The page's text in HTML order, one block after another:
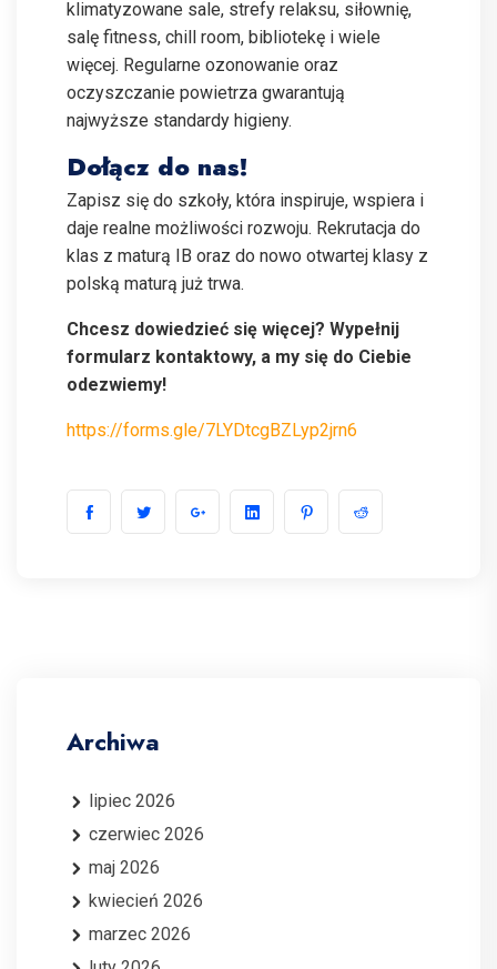
klimatyzowane sale, strefy relaksu, siłownię,
salę fitness, chill room, bibliotekę i wiele
więcej. Regularne ozonowanie oraz
oczyszczanie powietrza gwarantują
najwyższe standardy higieny.
Dołącz do nas!
Zapisz się do szkoły, która inspiruje, wspiera i
daje realne możliwości rozwoju. Rekrutacja do
klas z maturą IB oraz do nowo otwartej klasy z
polską maturą już trwa.
Chcesz dowiedzieć się więcej? Wypełnij
formularz kontaktowy, a my się do Ciebie
odezwiemy!
https://forms.gle/7LYDtcgBZLyp2jrn6
Archiwa
lipiec 2026
czerwiec 2026
maj 2026
kwiecień 2026
marzec 2026